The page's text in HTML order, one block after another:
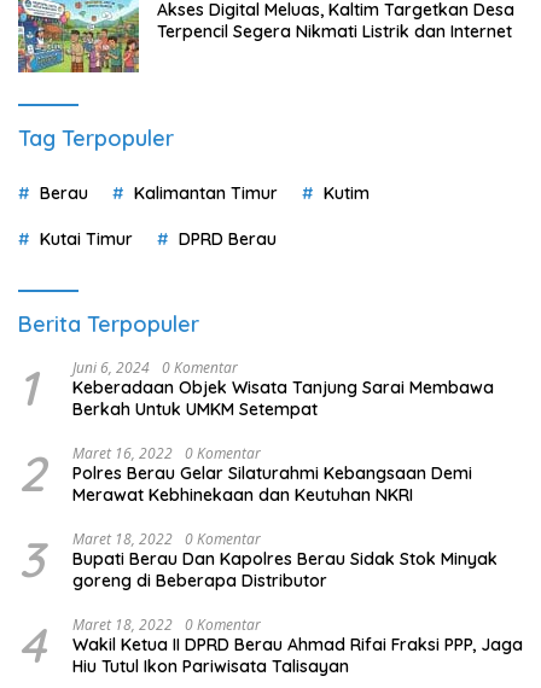
Akses Digital Meluas, Kaltim Targetkan Desa
Terpencil Segera Nikmati Listrik dan Internet
Tag Terpopuler
Berau Kalimantan Timur Kutim
Kutai Timur DPRD Berau
Berita Terpopuler
1 Juni 6, 2024 0 Komentar
Keberadaan Objek Wisata Tanjung Sarai Membawa
Berkah Untuk UMKM Setempat
2 Maret 16, 2022 0 Komentar
Polres Berau Gelar Silaturahmi Kebangsaan Demi
Merawat Kebhinekaan dan Keutuhan NKRI
3 Maret 18, 2022 0 Komentar
Bupati Berau Dan Kapolres Berau Sidak Stok Minyak
goreng di Beberapa Distributor
4 Maret 18, 2022 0 Komentar
Wakil Ketua II DPRD Berau Ahmad Rifai Fraksi PPP, Jaga
Hiu Tutul Ikon Pariwisata Talisayan